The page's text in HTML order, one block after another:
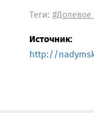
Теги: #Долевое
Источник:
http://